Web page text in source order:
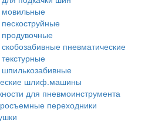
мовильные
пневматические
шлиф.машины
для пневмоинструмента
переходники